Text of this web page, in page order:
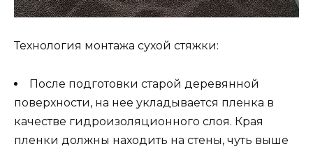
Технология монтажа сухой стяжки:
После подготовки старой деревянной
поверхности, на нее укладывается пленка в
качестве гидроизоляционного слоя. Края
пленки должны находить на стены, чуть выше